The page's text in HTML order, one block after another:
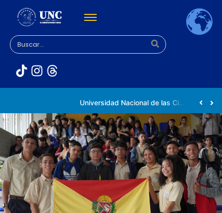
Universidad Nacional de las Ciencias impulsa vocaciones científicas en la Expoferia de Oportunidades de Estudio 2026